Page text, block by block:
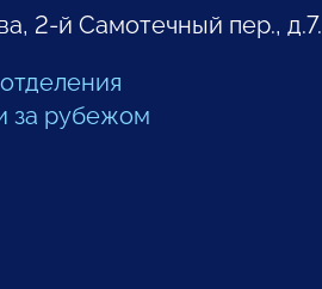
2-й Самотечный пер., д.7.
за рубежом